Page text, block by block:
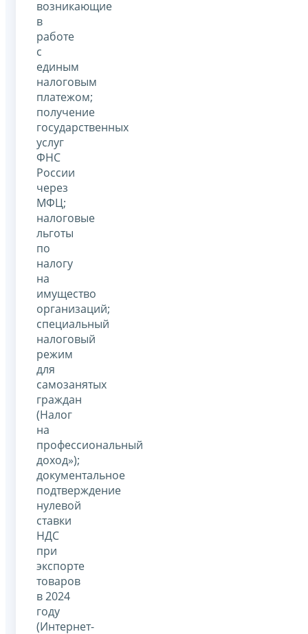
возникающие
в
работе
с
единым
налоговым
платежом;
получение
государственных
услуг
ФНС
России
через
МФЦ;
налоговые
льготы
по
налогу
на
имущество
организаций;
специальный
налоговый
режим
для
самозанятых
граждан
(Налог
на
профессиональный
доход»);
документальное
подтверждение
нулевой
ставки
НДС
при
экспорте
товаров
в 2024
году
(Интернет-